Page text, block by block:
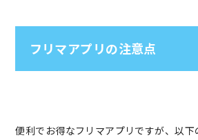
フリマアプリの注意点
便利でお得なフリマアプリですが、以